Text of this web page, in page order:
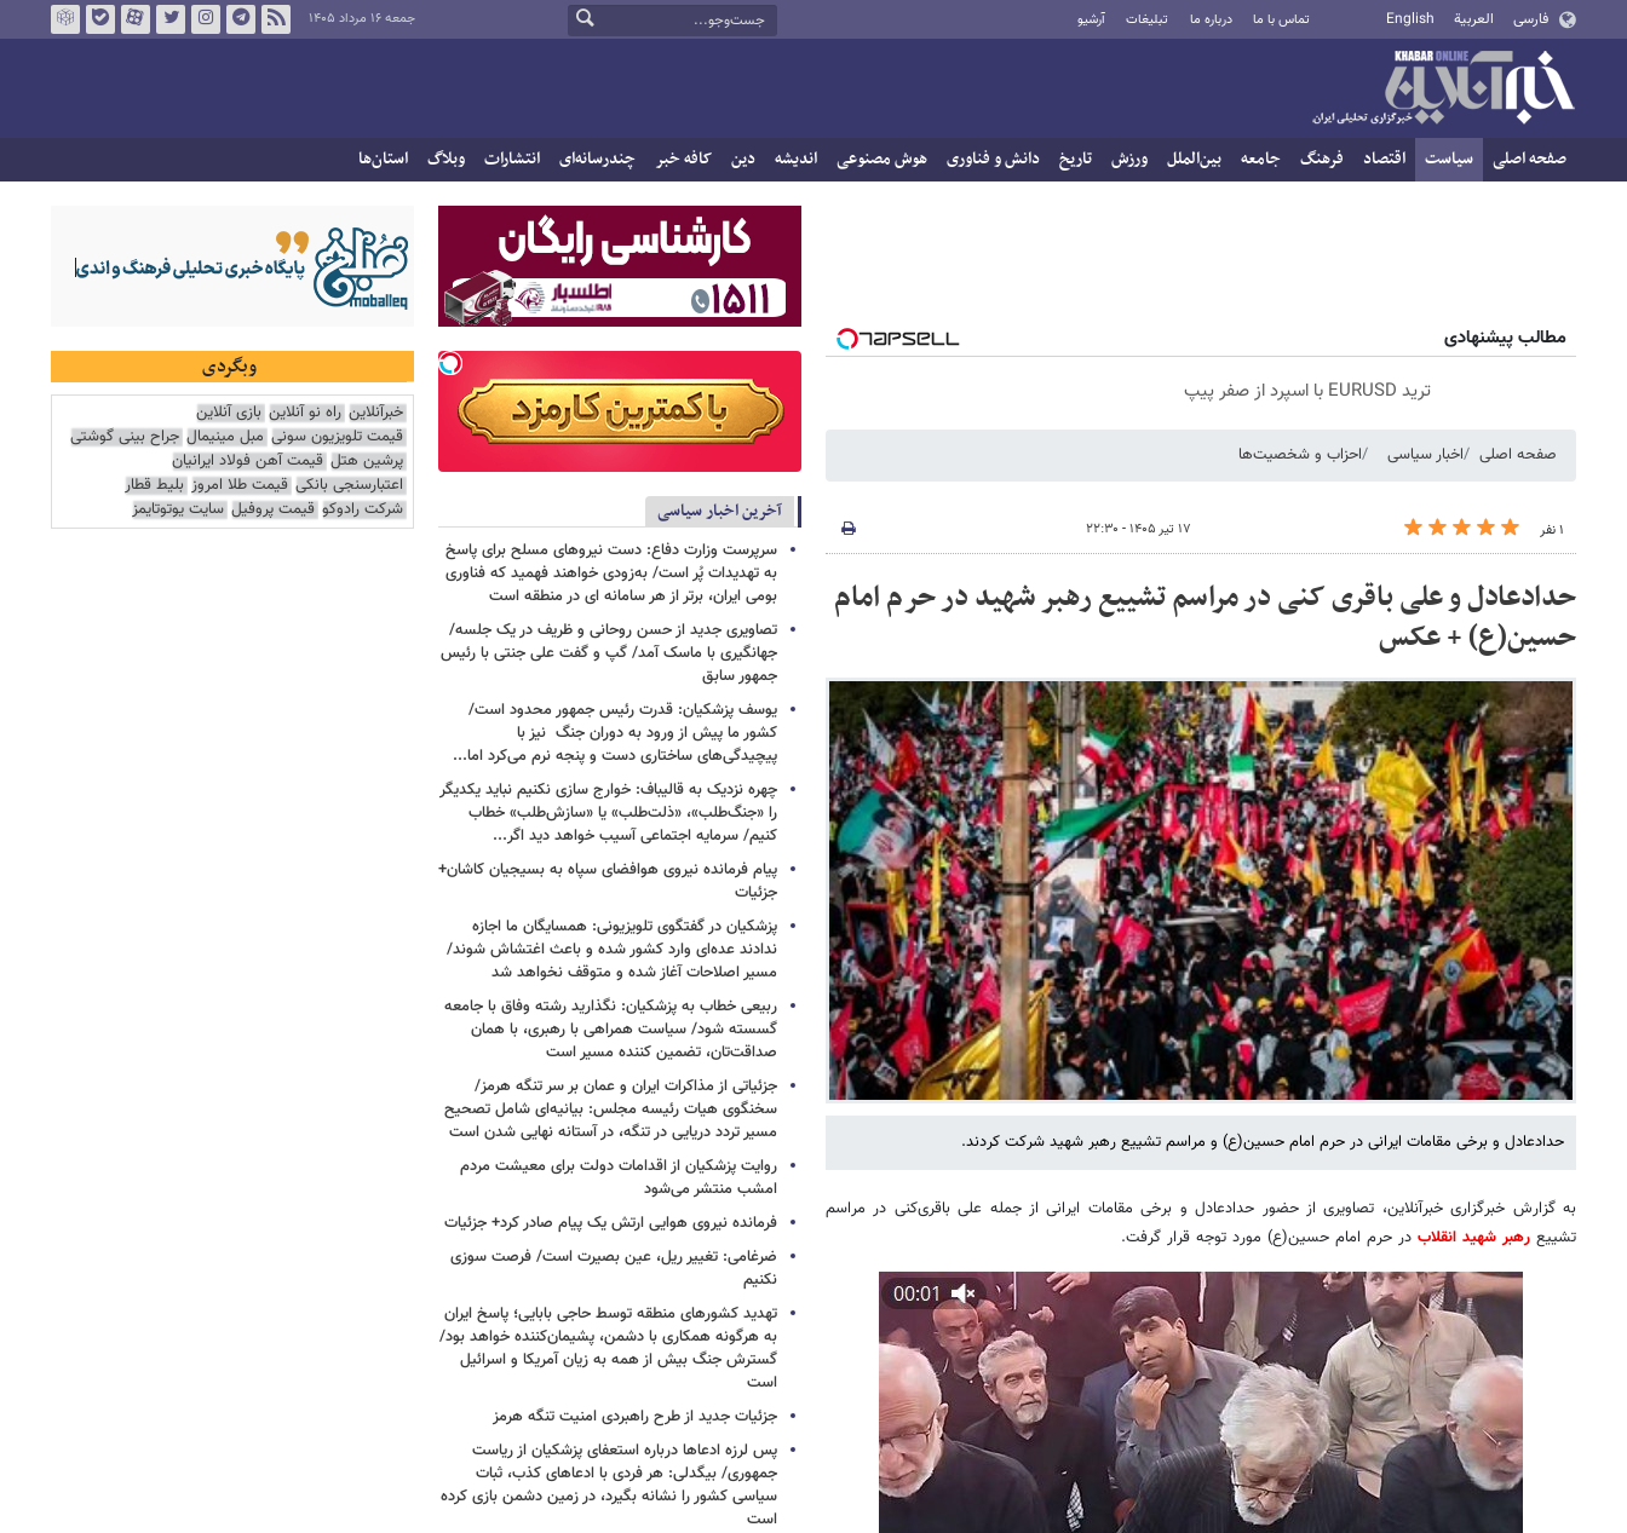
فارسی العربية English تماس با ما درباره ما تبلیغات آرشیو جمعه ۱۶ مرداد ۱۴۰۵
صفحه اصلی سیاست اقتصاد فرهنگ جامعه بین‌الملل ورزش تاریخ دانش و فناوری هوش مصنوعی اندیشه دین کافه خبر چندرسانه‌ای انتشارات وبلاگ استان‌ها
مطالب پیشنهادی
ترید EURUSD با اسپرد از صفر پیپ
صفحه اصلی اخبار سیاسی احزاب و شخصیت‌ها
۱ نفر ۱۷ تیر ۱۴۰۵ - ۲۲:۳۰
حدادعادل و علی باقری کنی در مراسم تشییع رهبر شهید در حرم امام
حسین(ع) + عکس
حدادعادل و برخی مقامات ایرانی در حرم امام حسین(ع) و مراسم تشییع رهبر شهید شرکت کردند.
به گزارش خبرگزاری خبرآنلاین، تصاویری از حضور حدادعادل و برخی مقامات ایرانی از جمله علی باقری‌کنی در مراسم
تشییع رهبر شهید انقلاب در حرم امام حسین(ع) مورد توجه قرار گرفت.
آخرین اخبار سیاسی
سرپرست وزارت دفاع: دست نیروهای مسلح برای پاسخ
به تهدیدات پُر است/ به‌زودی خواهند فهمید که فناوری
بومی ایران، برتر از هر سامانه ای در منطقه است
تصاویری جدید از حسن روحانی و ظریف در یک جلسه/
جهانگیری با ماسک آمد/ گپ و گفت علی جنتی با رئیس
جمهور سابق
یوسف پزشکیان: قدرت رئیس‌ جمهور محدود است/
کشور ما پیش از ورود به دوران جنگ نیز با
پیچیدگی‌های ساختاری دست و پنجه نرم می‌کرد اما...
چهره نزدیک به قالیباف: خوارج سازی نکنیم نباید یکدیگر
را «جنگ‌طلب»، «ذلت‌طلب» یا «سازش‌طلب» خطاب
کنیم/ سرمایه اجتماعی آسیب خواهد دید اگر...
پیام فرمانده نیروی هوافضای سپاه به بسیجیان کاشان+
جزئیات
پزشکیان در گفتگوی تلویزیونی: همسایگان ما اجازه
ندادند عده‌ای وارد کشور شده و باعث اغتشاش شوند/
مسیر اصلاحات آغاز شده و متوقف نخواهد شد
ربیعی خطاب به پزشکیان: نگذارید رشته وفاق با جامعه
گسسته شود/ سیاست همراهی با رهبری، با همان
صداقت‌تان، تضمین کننده مسیر است
جزئیاتی از مذاکرات ایران و عمان بر سر تنگه هرمز/
سخنگوی هیات رئیسه مجلس: بیانیه‌ای شامل تصحیح
مسیر تردد دریایی در تنگه، در آستانه نهایی شدن است
روایت پزشکیان از اقدامات دولت برای معیشت مردم
امشب منتشر می‌شود
فرمانده نیروی هوایی ارتش یک پیام صادر کرد+ جزئیات
ضرغامی: تغییر ریل، عین بصیرت است/ فرصت سوزی
نکنیم
تهدید کشورهای منطقه توسط حاجی بابایی؛ پاسخ ایران
به هرگونه همکاری با دشمن، پشیمان‌کننده خواهد بود/
گسترش جنگ بیش از همه به زیان آمریکا و اسرائیل
است
جزئیات جدید از طرح راهبردی امنیت تنگه هرمز
پس لرزه ادعاها درباره استعفای پزشکیان از ریاست
جمهوری/ بیگدلی: هر فردی با ادعاهای کذب، ثبات
سیاسی کشور را نشانه بگیرد، در زمین دشمن بازی کرده
است
وبگردی
خبرآنلاین راه نو آنلاین بازی آنلاین
قیمت تلویزیون سونی مبل مینیمال جراح بینی گوشتی
پرشین هتل قیمت آهن فولاد ایرانیان
اعتبارسنجی بانکی قیمت طلا امروز بلیط قطار
شرکت رادوکو قیمت پروفیل سایت یوتوتایمز